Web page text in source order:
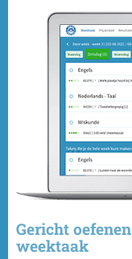
Gericht
weektaak